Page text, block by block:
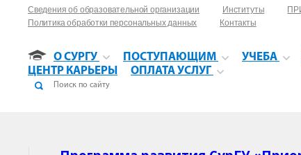
Сведения об образовательной организации Институты
Политика обработки персональных данных
Контакты
О СУРГУ ПОСТУПАЮЩИМ УЧЕБА
ЦЕНТР КАРЬЕРЫ
ОПЛАТА УСЛУГ